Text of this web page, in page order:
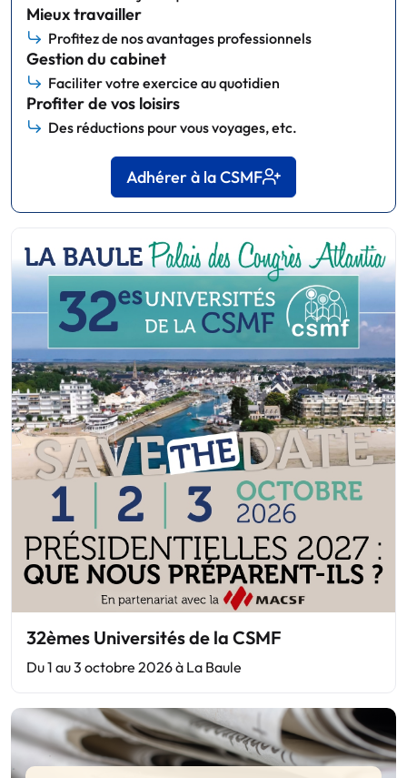
Mieux travailler
Profitez de nos avantages professionnels
Gestion du cabinet
Faciliter votre exercice au quotidien
Profiter de vos loisirs
Des réductions pour vous voyages, etc.
Adhérer à la CSMF
32èmes Universités de la CSMF
Du 1 au 3 octobre 2026 à La Baule